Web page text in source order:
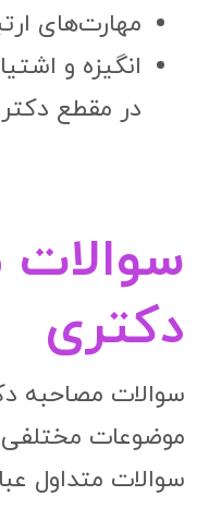
مهارت‌های
انگیزه و
در مقطع
دکتری
سوالات مصاحبه
موضوعات مختلفی
سوالات متداول